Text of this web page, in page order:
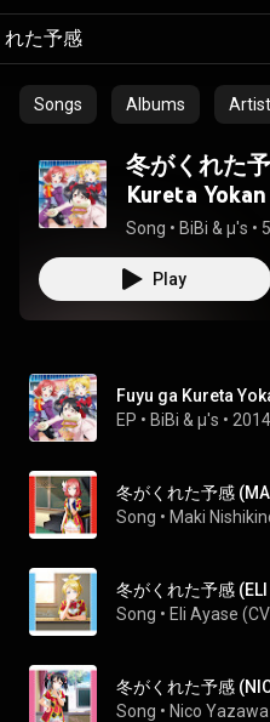
Songs Albums
冬がくれた
Kureta Yokan
Song • BiBi & μ's •
Play
Fuyu ga Kureta
EP • BiBi & μ's • 2014
Song • Maki
Song •
Song •